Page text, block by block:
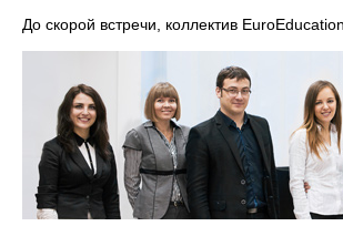
До скорой встречи, коллектив EuroEducation